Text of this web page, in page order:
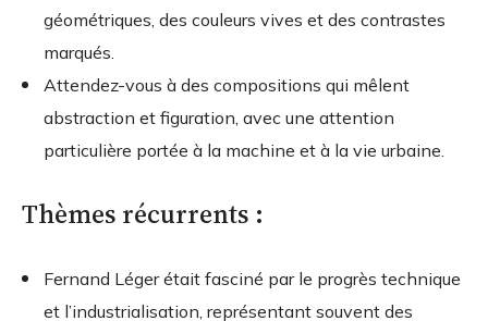
géométriques, des couleurs vives et des contrastes
marqués.
Attendez-vous à des compositions qui mêlent
abstraction et figuration, avec une attention
particulière portée à la machine et à la vie urbaine.
Thèmes récurrents :
Fernand Léger était fasciné par le progrès technique
et l’industrialisation, représentant souvent des